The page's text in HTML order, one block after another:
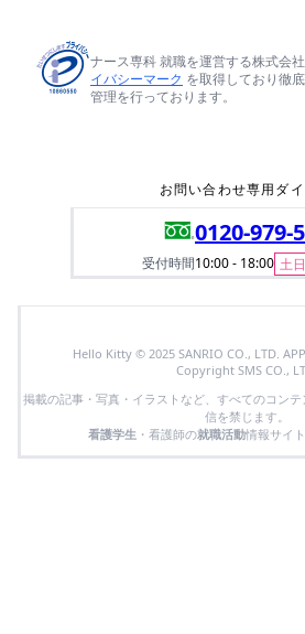
ナース専科 就職を運営する株式会
イバシーマーク を取得しており徹
管理を行っております。
お問い合わせ専用ダ
0120-979-
受付時間10:00 - 18:00 土
Hello Kitty © 2025 SANRIO CO., LTD.
Copyright SMS CO.,
掲載の記事・写真・イラストなど、すべてのコン
信を禁じます。
看護学生 ・看護師の就職活動情報サイ